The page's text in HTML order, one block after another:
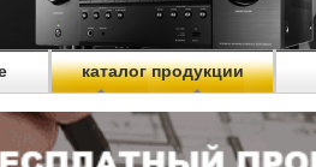
каталог продукции